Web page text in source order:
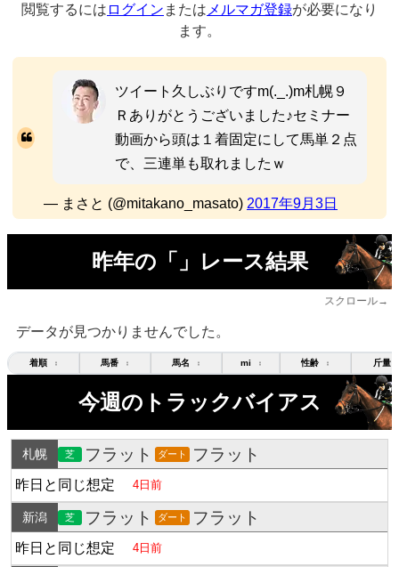
閲覧するには ログイン または メルマガ登録が必要になり
ます。
ツイート久しぶりですm(._.)m札幌９
Ｒありがとうございました♪セミナー
動画から頭は１着固定にして馬単２点
で、三連単も取れましたｗ
— まさと (@mitakano_masato) 2017年9月3日
昨年の「」レース結果
スクロール→
データが見つかりませんでした。
着順 ↕ 馬番 ↕ 馬名 ↕ mi ↕ 性齢 ↕ 斤量
今週のトラックバイアス
札幌 芝 フラット ダート フラット
昨日と同じ想定 4日前
新潟 芝 フラット ダート フラット
昨日と同じ想定 4日前